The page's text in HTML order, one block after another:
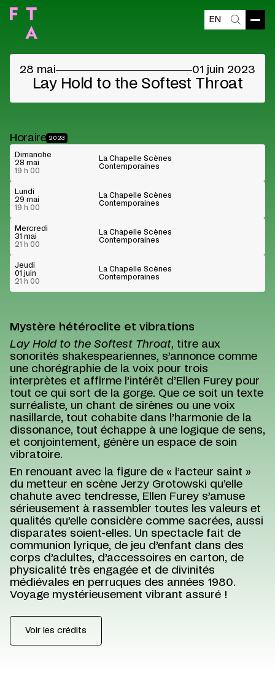
EN
pour voir le contenu
Préférences cookies Lire sur Youtube
28 mai 01 juin 2023
Lay Hold to the Softest Throat
Mystère hétéroclite et vibrations
Lay Hold to the Softest Throat, titre aux
sonorités shakespeariennes, s’annonce comme
une chorégraphie de la voix pour trois
interprètes et affirme l’intérêt d’Ellen Furey pour
tout ce qui sort de la gorge. Que ce soit un texte
surréaliste, un chant de sirènes ou une voix
nasillarde, tout cohabite dans l’harmonie de la
dissonance, tout échappe à une logique de sens,
et conjointement, génère un espace de soin
vibratoire.
En renouant avec la figure de « l’acteur saint »
du metteur en scène Jerzy Grotowski qu’elle
chahute avec tendresse, Ellen Furey s’amuse
sérieusement à rassembler toutes les valeurs et
qualités qu’elle considère comme sacrées, aussi
disparates soient-elles. Un spectacle fait de
communion lyrique, de jeu d’enfant dans des
corps d’adultes, d’accessoires en carton, de
physicalité très engagée et de divinités
médiévales en perruques des années 1980.
Voyage mystérieusement vibrant assuré !
Voir les crédits
Horaire 2023
Dimanche
28 mai
19 h 00
La Chapelle Scènes
Contemporaines
Lundi
29 mai
19 h 00
La Chapelle Scènes
Contemporaines
Mercredi
31 mai
21 h 00
La Chapelle Scènes
Contemporaines
Jeudi
01 juin
21 h 00
La Chapelle Scènes
Contemporaines